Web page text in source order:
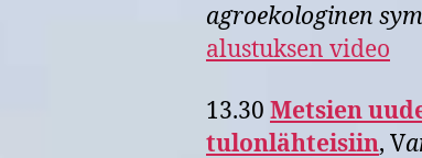
agroekologinen
alustuksen video
13.30 Metsien
tulonlähteisiin, V